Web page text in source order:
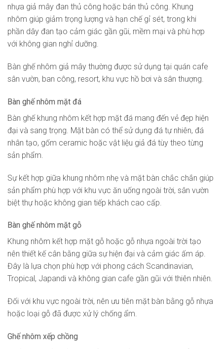
nhựa giả mây đan thủ công hoặc bán thủ công. Khung
nhôm giúp giảm trọng lượng và hạn chế gỉ sét, trong khi
phần dây đan tạo cảm giác gần gũi, mềm mại và phù hợp
với không gian nghỉ dưỡng.
Bàn ghế nhôm giả mây thường được sử dụng tại quán cafe
sân vườn, ban công, resort, khu vực hồ bơi và sân thượng.
Bàn ghế nhôm mặt đá
Bàn ghế khung nhôm kết hợp mặt đá mang đến vẻ đẹp hiện
đại và sang trọng. Mặt bàn có thể sử dụng đá tự nhiên, đá
nhân tạo, gốm ceramic hoặc vật liệu giả đá tùy theo từng
sản phẩm.
Sự kết hợp giữa khung nhôm nhẹ và mặt bàn chắc chắn giúp
sản phẩm phù hợp với khu vực ăn uống ngoài trời, sân vườn
biệt thự hoặc không gian tiếp khách cao cấp.
Bàn ghế nhôm mặt gỗ
Khung nhôm kết hợp mặt gỗ hoặc gỗ nhựa ngoài trời tạo
nên thiết kế cân bằng giữa sự hiện đại và cảm giác ấm áp.
Đây là lựa chọn phù hợp với phong cách Scandinavian,
Tropical, Japandi và không gian cafe gần gũi với thiên nhiên.
Đối với khu vực ngoài trời, nên ưu tiên mặt bàn bằng gỗ nhựa
hoặc loại gỗ đã được xử lý chống ẩm.
Ghế nhôm xếp chồng